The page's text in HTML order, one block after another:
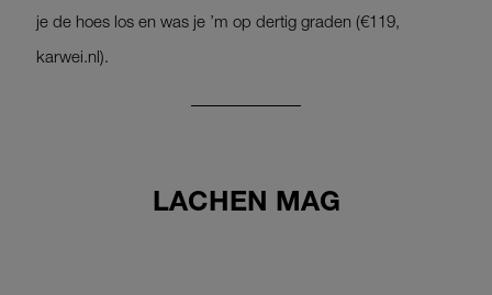
je de hoes los en was je ’m op dertig graden (€119,
karwei.nl).
LACHEN MAG